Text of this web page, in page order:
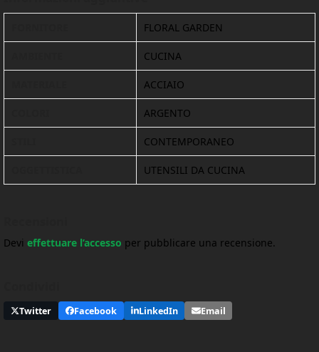
FLORAL GARDEN
CUCINA
ACCIAIO
ARGENTO
CONTEMPORANEO
UTENSILI DA CUCINA
Devi effettuare l’accesso per pubblicare una recensione.
Twitter Facebook LinkedIn Email